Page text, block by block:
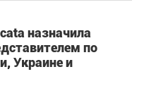
назначила
по
Украине и